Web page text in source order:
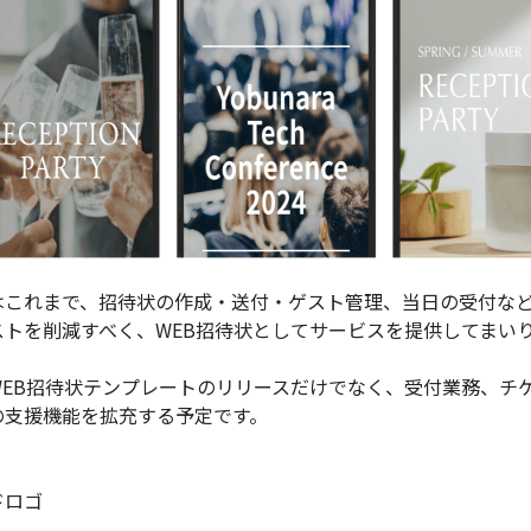
れまで、招待状の作成・送付・ゲスト管理、当日の受付な
を削減すべく、WEB招待状としてサービスを提供してまい
招待状テンプレートのリリースだけでなく、受付業務、
援機能を拡充する予定です。
ゴ